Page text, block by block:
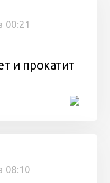
00:21
и прокатит
08:10